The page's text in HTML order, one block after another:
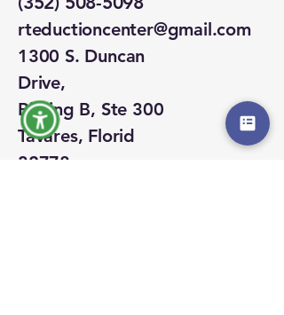
rteductioncenter@gmail.com
1300 S. Duncan
Drive,
Bilding B, Ste 300
Tavares, Florid
32778